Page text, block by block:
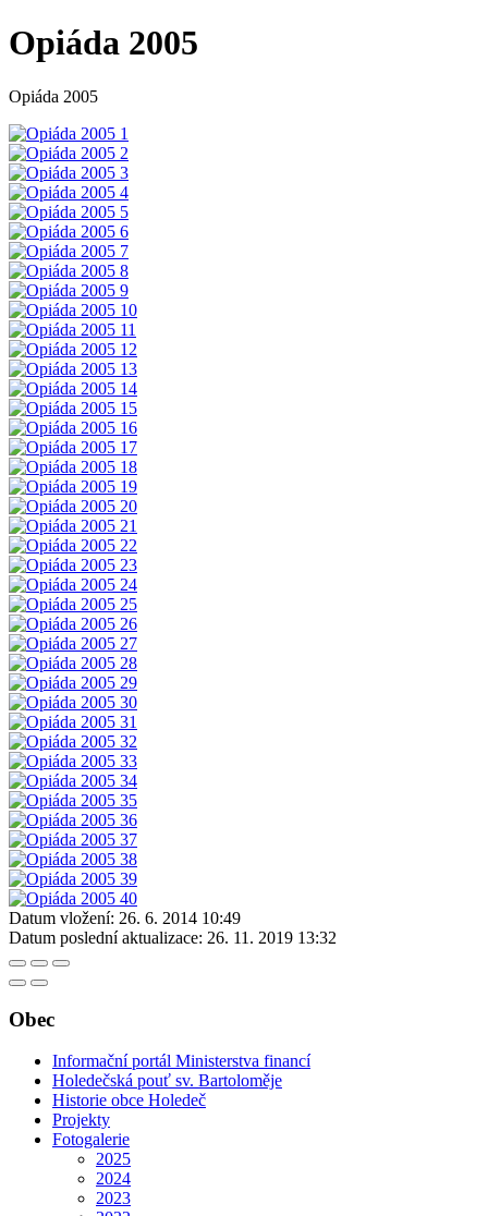
Opiáda 2005
Opiáda 2005
Datum vložení: 26. 6. 2014 10:49
Datum poslední aktualizace: 26. 11. 2019 13:32
Obec
Informační portál Ministerstva financí
Holedečská pouť sv. Bartoloměje
Historie obce Holedeč
Projekty
Fotogalerie
2025
2024
2023